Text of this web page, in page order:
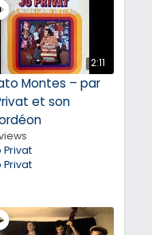
2:11
Montes – par
et son
Privat
Privat